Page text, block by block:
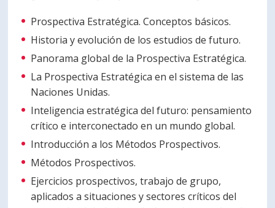
Prospectiva Estratégica. Conceptos básicos.
Historia y evolución de los estudios de futuro.
Panorama global de la Prospectiva Estratégica.
La Prospectiva Estratégica en el sistema de las
Naciones Unidas.
Inteligencia estratégica del futuro: pensamiento
crítico e interconectado en un mundo global.
Introducción a los Métodos Prospectivos.
Métodos Prospectivos.
Ejercicios prospectivos, trabajo de grupo,
aplicados a situaciones y sectores críticos del